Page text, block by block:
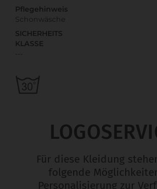
Pflegehinweis
Schonwäsche
SICHERHEITS
KLASSE
Für diese Kleidung
folgende
Personalisierung zur